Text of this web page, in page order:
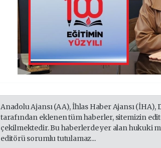
Anadolu Ajansı (AA), İhlas Haber Ajansı
tarafından eklenen tüm haberler, sitemizin
çekilmektedir. Bu haberlerde yer alan hukuki
editörü sorumlu tutulamaz...